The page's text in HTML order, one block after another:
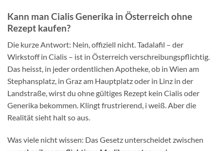
Kann man Cialis Generika in Österreich ohne
Rezept kaufen?
Die kurze Antwort: Nein, offiziell nicht. Tadalafil – der
Wirkstoff in Cialis – ist in Österreich verschreibungspflichtig.
Das heisst, in jeder ordentlichen Apotheke, ob in Wien am
Stephansplatz, in Graz am Hauptplatz oder in Linz in der
Landstraße, wirst du ohne gültiges Rezept kein Cialis oder
Generika bekommen. Klingt frustrierend, i weiß. Aber die
Realität sieht halt so aus.
Was viele nicht wissen: Das Gesetz unterscheidet zwischen